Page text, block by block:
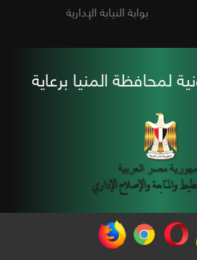
بوابة النيابة الإدارية
لمحافظة المنيا برعاية